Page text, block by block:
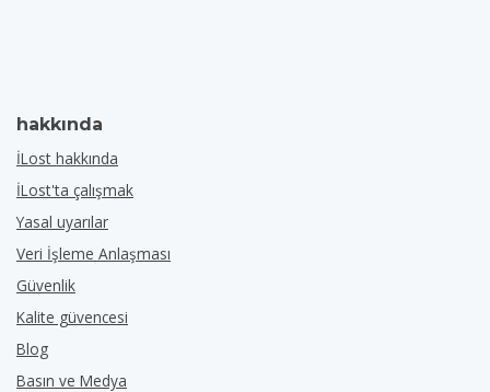
hakkında
İLost hakkında
İLost'ta çalışmak
Yasal uyarılar
Veri İşleme Anlaşması
Güvenlik
Kalite güvencesi
Blog
Basın ve Medya